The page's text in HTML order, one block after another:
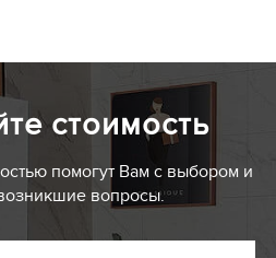
стоимость
помогут Вам с выбором и
вопросы.